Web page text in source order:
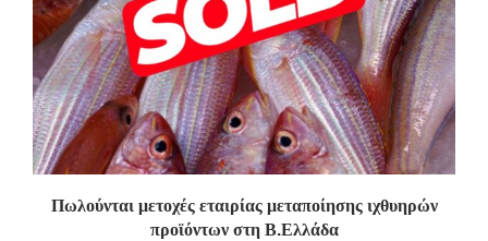
Πωλούνται μετοχές εταιρίας μεταποίησης ιχθυηρών
προϊόντων στη Β.Ελλάδα